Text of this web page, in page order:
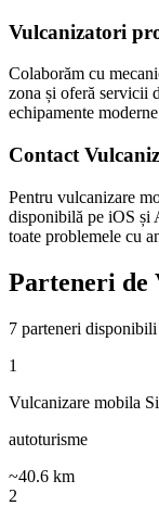
Vulcanizatori
Colaborăm cu
zona și oferă servicii
echipamente
Contact
Pentru vulcanizare
disponibilă pe iOS și
toate problemele cu
Parteneri de
7 parteneri disponibili
1
Vulcanizare mobila
autoturisme
~40.6 km
2